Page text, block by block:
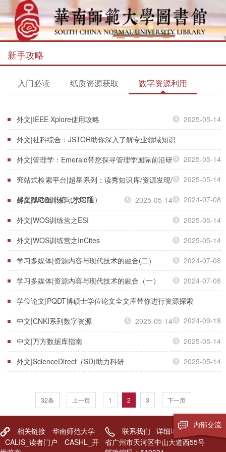
新手攻略
入门必读 纸质资源获取 数字资源利用
外文|IEEE Xplore使用攻略
2025-05-14
外文|社科综合：JSTOR助你深入了解专业领域知识
2025-05-14
外文|管理学：Emerald带您探寻管理学国际前沿研
究
2025-05-14
一站式检索平台|超星系列：读秀知识库/资源发现/
超星移动图书馆（学习通）
2024-07-08
外文|WOS训练营之JCR
2025-05-14
外文|WOS训练营之ESI
2025-05-14
外文|WOS训练营之InCites
2025-05-14
学习多媒体|资源内容与现代技术的融合(二）
2024-07-08
学习多媒体|资源内容与现代技术的融合（一）
2024-07-08
学位论文|PQDT博硕士学位论文全文库带你进行资源探索
2024-09-18
中文|CNKI系列数字资源
2025-05-14
中文|万方数据库指南
2025-05-14
外文|ScienceDirect（SD)助力科研
2025-05-14
32条 上一页 1 2 3 下一页
相关链接
华南师范大学
CALIS_读者门户
CASHL_开
联系我们 详细地址：广东
省广州市天河区中山大道西55号
内部交流